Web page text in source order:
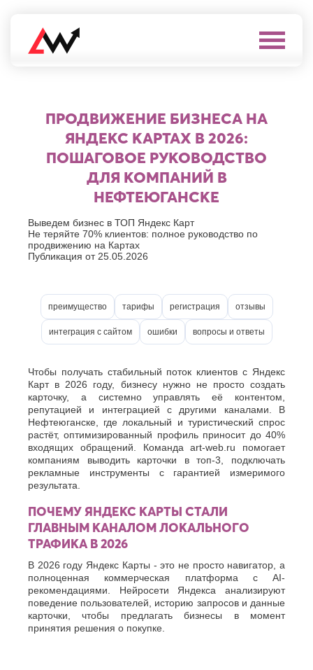
Выберите
город
Альметьевск
Анапа
Б
Балаково
Бахчисарай
Белгород
Березники
Благовещенск
В
Великий
Новгород
Владикавказ
Владимир
Волгоград
Волгодонск
Волжск
Волжский
Воронеж
Г
Геленджик
Д
Дербент
Джанкой
Нижневартовск
Нижнекамск
Нижний
Новгород
Новокуйбышевск
Новороссийск
Новочебоксарск
Новочеркасск
Новошахтинск
Ноябрьск
О
Обнинск
Октябрьский
Омск
Орел
Оренбург
Орехово-
Зуево
Орск
П
Пенза
Первоуральск
Пермь
Петрозаводск
Подольск
Псков
Пушкино
Пятигорск
Р
Ростов-
ПРОДВИЖЕНИЕ БИЗНЕСА НА
ЯНДЕКС КАРТАХ В 2026:
ПОШАГОВОЕ РУКОВОДСТВО
ДЛЯ КОМПАНИЙ В
НЕФТЕЮГАНСКЕ
Выведем бизнес в ТОП Яндекс Карт
Не теряйте 70% клиентов: полное руководство по
продвижению на Картах
Публикация от 25.05.2026
преимущество тарифы регистрация отзывы
интеграция с сайтом ошибки вопросы и ответы
Чтобы получать стабильный поток клиентов с Яндекс
Карт в 2026 году, бизнесу нужно не просто создать
карточку, а системно управлять её контентом,
репутацией и интеграцией с другими каналами. В
Нефтеюганске, где локальный и туристический спрос
растёт, оптимизированный профиль приносит до 40%
входящих обращений. Команда art-web.ru помогает
компаниям выводить карточки в топ-3, подключать
рекламные инструменты с гарантией измеримого
результата.
ПОЧЕМУ ЯНДЕКС КАРТЫ СТАЛИ
ГЛАВНЫМ КАНАЛОМ ЛОКАЛЬНОГО
ТРАФИКА В 2026
В 2026 году Яндекс Карты - это не просто навигатор, а
полноценная коммерческая платформа с AI-
рекомендациями. Нейросети Яндекса анализируют
поведение пользователей, историю запросов и данные
карточки, чтобы предлагать бизнесы в момент
принятия решения о покупке.